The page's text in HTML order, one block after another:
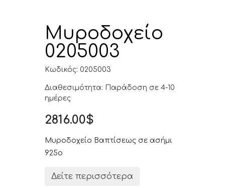
Μυροδοχείο
0205003
Κωδικός: 0205003
Διαθεσιμότητα: Παράδοση σε 4-10
ημέρες
2816.00$
Μυροδοχείο Βαπτίσεως σε ασήμι
925ο
Δείτε περισσότερα